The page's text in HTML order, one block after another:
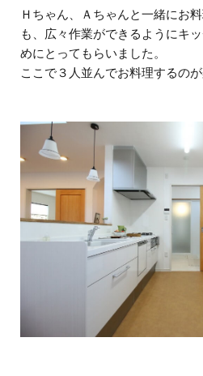
Ｈちゃん、Ａちゃんと一緒にお
も、広々作業ができるようにキ
めにとってもらいました。
ここで３人並んでお料理するの